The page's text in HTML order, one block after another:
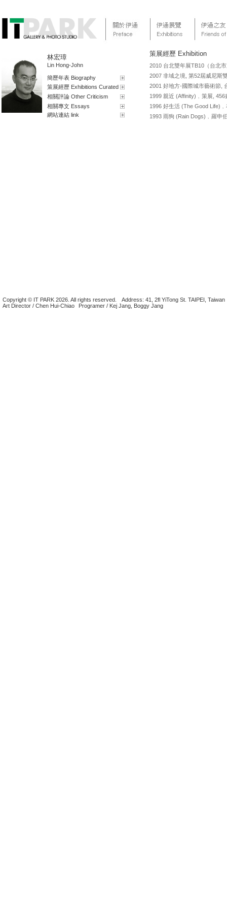
林宏璋
Lin Hong-John
簡歷年表 Biography
策展經歷 Exhibitions Curated
相關評論 Other Criticism
相關專文 Essays
網站連結 link
策展經歷 Exhibition
2010 台北雙年展TB10（台北
2007 非域之境, 第52屆威尼斯
2001 好地方-國際城市藝術節,
1999 親近 (Affinity)﹐策展, 456
1996 好生活 (The Good
1993 雨狗 (Rain Dogs)﹐羅申
Copyright © IT PARK 2026. All rights reserved.
Address: 41, 2fl YiTong St. TAIPEI, Taiwan
Art Director / Chen Hui-Chiao
Programer / Kej Jang, Boggy Jang